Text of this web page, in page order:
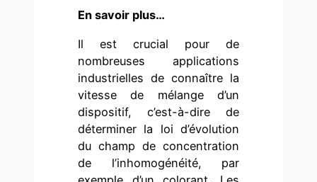
En savoir plus…
Il est crucial pour de
nombreuses applications
industrielles de connaître la
vitesse de mélange d’un
dispositif, c’est-à-dire de
déterminer la loi d’évolution
du champ de concentration
de l’inhomogénéité, par